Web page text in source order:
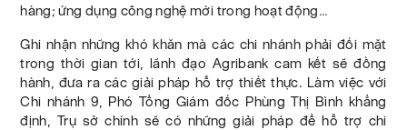
hàng; ứng dụng công nghệ mới trong hoạt động…
Ghi nhận những khó khăn mà các chi nhánh phải đối mặt
trong thời gian tới, lãnh đạo Agribank cam kết sẽ đồng
hành, đưa ra các giải pháp hỗ trợ thiết thực. Làm việc với
Chi nhánh 9, Phó Tổng Giám đốc Phùng Thị Bình khẳng
định, Trụ sở chính sẽ có những giải pháp để hỗ trợ chi